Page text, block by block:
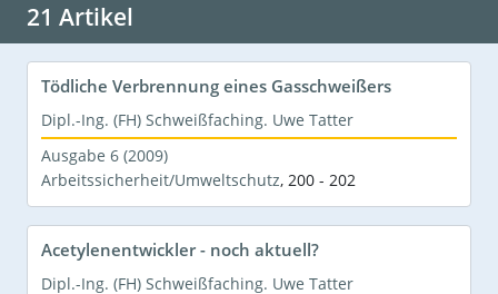
21 Artikel
Tödliche Verbrennung eines Gasschweißers
Dipl.-Ing. (FH) Schweißfaching. Uwe Tatter
Ausgabe 6 (2009)
Arbeitssicherheit/Umweltschutz, 200 - 202
Acetylenentwickler - noch aktuell?
Dipl.-Ing. (FH) Schweißfaching. Uwe Tatter